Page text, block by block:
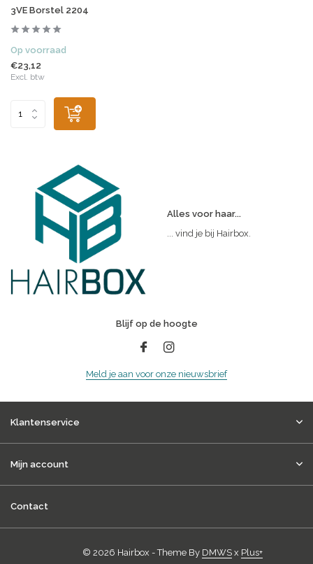
3VE Borstel 2204
Op voorraad
€23,12
Excl. btw
Alles voor haar...
... vind je bij Hairbox.
Blijf op de hoogte
Meld je aan voor onze nieuwsbrief
Klantenservice
Mijn account
Contact
© 2026 Hairbox - Theme By DMWSx Plus+